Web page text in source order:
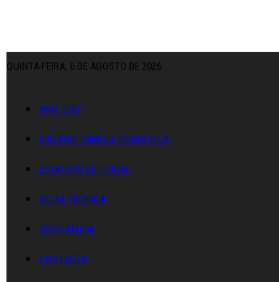
QUINTA-FEIRA, 6 DE AGOSTO DE 2026
ANO: CXII
DIRETOR: SAMUEL MENDONÇA
ESTATUTO EDITORIAL
FICHA TÉCNICA
ASSINATURA
CONTACTO